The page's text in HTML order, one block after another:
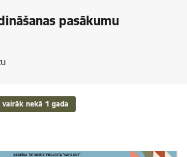
pasākumu
vairāk nekā 1 gada